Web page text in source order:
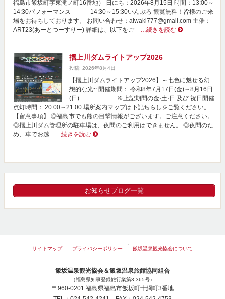
福島市飯坂町字東滝ノ町16番地） 日にち：2026年8月15日 時間：13:00～
14:30パフォーマンス 14:30～15:30いんぷろ 観覧無料！皆様のご来
場をお待ちしております。 お問い合わせ：aiwaki777@gmail.com 主催：
ART23(あーとつーすりー) 詳細は、以下をご …続きを読む
摺上川ダムライトアップ2026
投稿: 2026年8月4日
【摺上川ダムライトアップ2026】～七色に魅せる幻
想的な光~ 開催期間： 令和8年7月17日(金)～8月16日
(日) ※上記期間の金·土·日 及び 祝日開催
点灯時間： 20:00～21:00 場所案内マップは下記ちらしをご覧ください。
【留意事項】 ◎福島市でも熊の目撃情報がございます。ご注意ください。
◎摺上川ダム管理所の駐車場は、夜間のご利用はできません。 ◎夜間のた
め、車でお越 …続きを読む
お知らせブログ一覧
サイトマップ プライバシーポリシー 飯坂温泉観光協会について
飯坂温泉観光協会＆飯坂温泉旅館協同組合
（福島県知事登録旅行業第3-365号）
〒960-0201 福島県福島市飯坂町十綱町3番地